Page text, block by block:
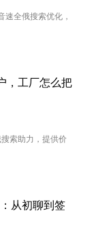
速全俄搜索优化，
，工厂怎么把
索助力，提供价
从初聊到签